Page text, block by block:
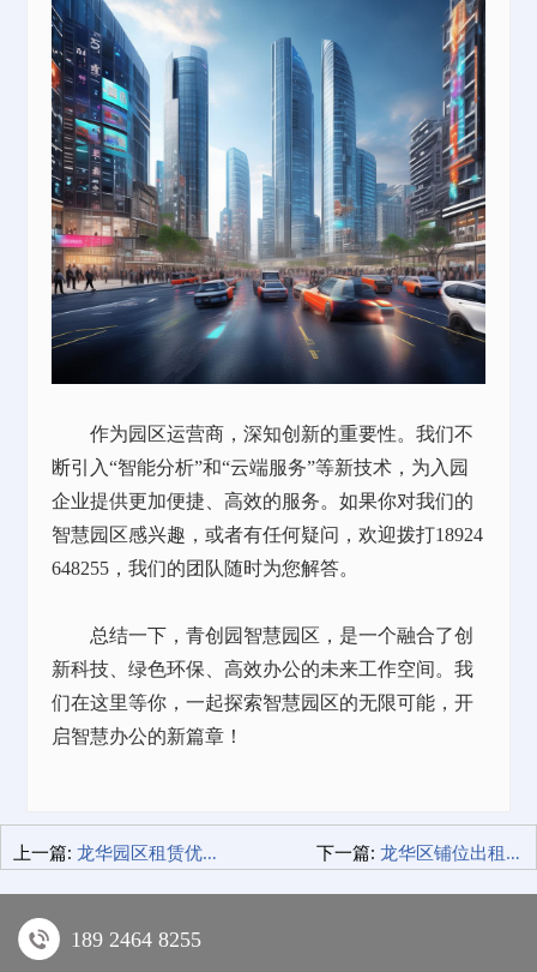
作为园区运营商，深知创新的重要性。我们不
断引入“智能分析”和“云端服务”等新技术，为入园
企业提供更加便捷、高效的服务。如果你对我们的
智慧园区感兴趣，或者有任何疑问，欢迎拨打18924
648255，我们的团队随时为您解答。
总结一下，青创园智慧园区，是一个融合了创
新科技、绿色环保、高效办公的未来工作空间。我
们在这里等你，一起探索智慧园区的无限可能，开
启智慧办公的新篇章！
上一篇: 龙华园区租赁优势，我在这里的职场成长记！ 下一篇: 龙华区铺位出租，经验分享！
189 2464 8255